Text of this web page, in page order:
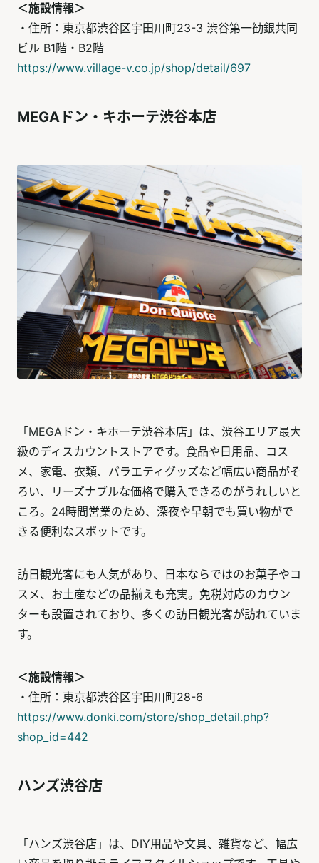
＜施設情報＞
・住所：東京都渋谷区宇田川町23-3 渋谷第一勧銀共同
ビル B1階・B2階
https://www.village-v.co.jp/shop/detail/697
MEGAドン・キホーテ渋谷本店
「MEGAドン・キホーテ渋谷本店」は、渋谷エリア最大
級のディスカウントストアです。食品や日用品、コス
メ、家電、衣類、バラエティグッズなど幅広い商品がそ
ろい、リーズナブルな価格で購入できるのがうれしいと
ころ。24時間営業のため、深夜や早朝でも買い物がで
きる便利なスポットです。
訪日観光客にも人気があり、日本ならではのお菓子やコ
スメ、お土産などの品揃えも充実。免税対応のカウン
ターも設置されており、多くの訪日観光客が訪れていま
す。
＜施設情報＞
・住所：東京都渋谷区宇田川町28-6
https://www.donki.com/store/shop_detail.php?
shop_id=442
ハンズ渋谷店
「ハンズ渋谷店」は、DIY用品や文具、雑貨など、幅広